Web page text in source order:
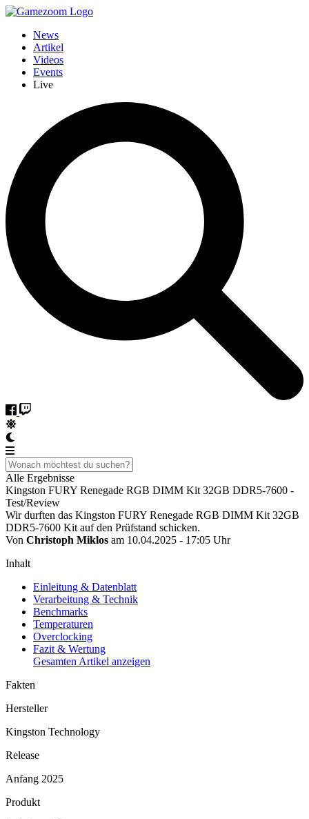
News
Artikel
Videos
Events
Live
Alle Ergebnisse
Kingston FURY Renegade RGB DIMM Kit 32GB DDR5-7600 -
Test/Review
Wir durften das Kingston FURY Renegade RGB DIMM Kit 32GB
DDR5-7600 Kit auf den Prüfstand schicken.
Von Christoph Miklos am 10.04.2025 - 17:05 Uhr
Inhalt
Einleitung & Datenblatt
Verarbeitung & Technik
Benchmarks
Temperaturen
Overclocking
Fazit & Wertung
Gesamten Artikel anzeigen
Fakten
Hersteller
Kingston Technology
Release
Anfang 2025
Produkt